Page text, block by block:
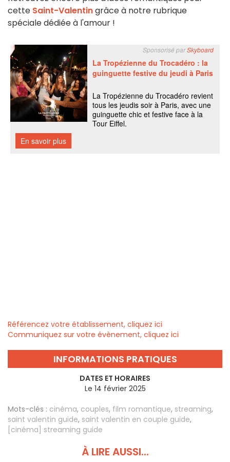
cette Saint-Valentingrâce à notre rubrique
spéciale dédiée à l'amour !
Référencez votre établissement, cliquez ici
Communiquez sur votre évènement, cliquez ici
INFORMATIONS PRATIQUES
DATES ET HORAIRES
Le 14 février 2025
Mots-clés : cinéma, couples, film romantique, streaming,
saint valentin guide, saint valentin en couple guide,
[cinéma] streaming guide
À LIRE AUSSI...